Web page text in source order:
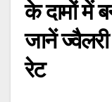
के दामों में
जानें
रेट